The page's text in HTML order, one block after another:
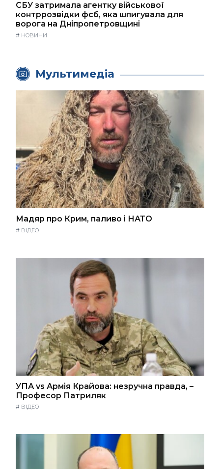
СБУ затримала агентку військової
контррозвідки фсб, яка шпигувала для
ворога на Дніпропетровщині
# НОВИНИ
Мультимедіа
Мадяр про Крим, паливо і НАТО
# ВІДЕО
УПА vs Армія Крайова: незручна правда, –
Професор Патриляк
# ВІДЕО